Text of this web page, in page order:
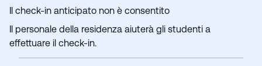
Il check-in anticipato non è consentito
Il personale della residenza aiuterà gli studenti a
effettuare il check-in.